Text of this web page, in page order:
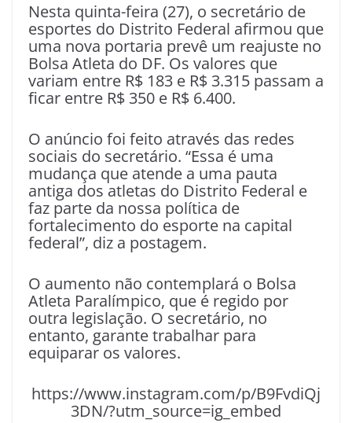
Nesta quinta-feira (27), o secretário de
esportes do Distrito Federal afirmou que
uma nova portaria prevê um reajuste no
Bolsa Atleta do DF. Os valores que
variam entre R$ 183 e R$ 3.315 passam a
ficar entre R$ 350 e R$ 6.400.
O anúncio foi feito através das redes
sociais do secretário. “Essa é uma
mudança que atende a uma pauta
antiga dos atletas do Distrito Federal e
faz parte da nossa política de
fortalecimento do esporte na capital
federal”, diz a postagem.
O aumento não contemplará o Bolsa
Atleta Paralímpico, que é regido por
outra legislação. O secretário, no
entanto, garante trabalhar para
equiparar os valores.
https://www.instagram.com/p/B9FvdiQj
3DN/?utm_source=ig_embed